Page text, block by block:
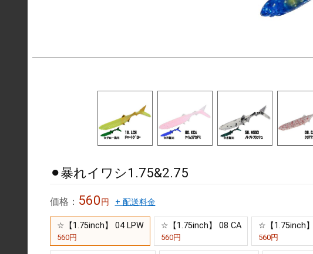
⚫︎暴れイワシ1.75&2.75
価格： 560円 + 配送料金
☆【1.75inch】 04 LPW
560円
☆【1.75inch】 08 CA
560円
☆【1.75inch
560円